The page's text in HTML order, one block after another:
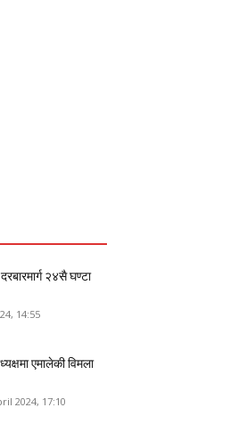
२४सै घण्टा
14:55
एमालेकी विमला
2024, 17:10